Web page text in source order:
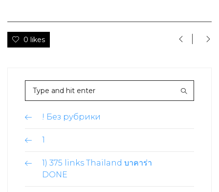
0 likes
! Без рубрики
1
1) 375 links Thailand บาคาร่า
DONE